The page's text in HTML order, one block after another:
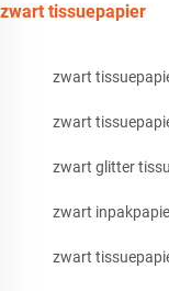
zwart tissuepapier
zwart
zwart
zwart glitter
zwart
zwart